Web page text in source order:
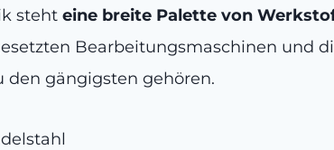
steht eine breite Palette von
Bearbeitungsmaschinen und
den gängigsten gehören.